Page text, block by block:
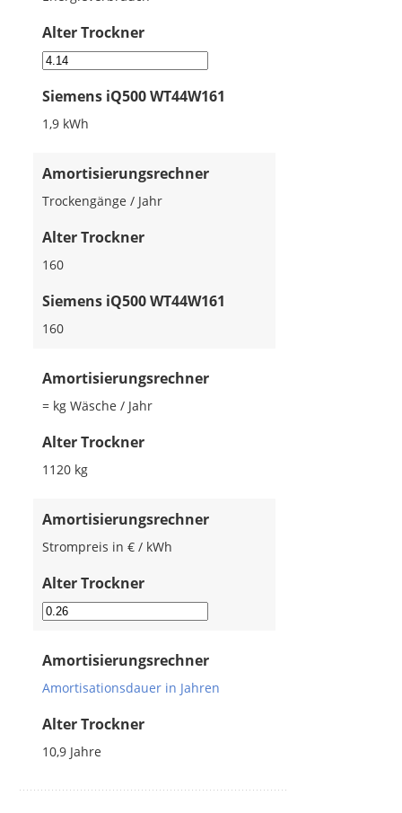
Alter Trockner
Siemens iQ500 WT44W161
1,9 kWh
Amortisierungsrechner
Trockengänge / Jahr
Alter Trockner
160
Siemens iQ500 WT44W161
160
Amortisierungsrechner
= kg Wäsche / Jahr
Alter Trockner
1120 kg
Amortisierungsrechner
Strompreis in € / kWh
Alter Trockner
Amortisierungsrechner
Amortisationsdauer in Jahren
Alter Trockner
10,9 Jahre